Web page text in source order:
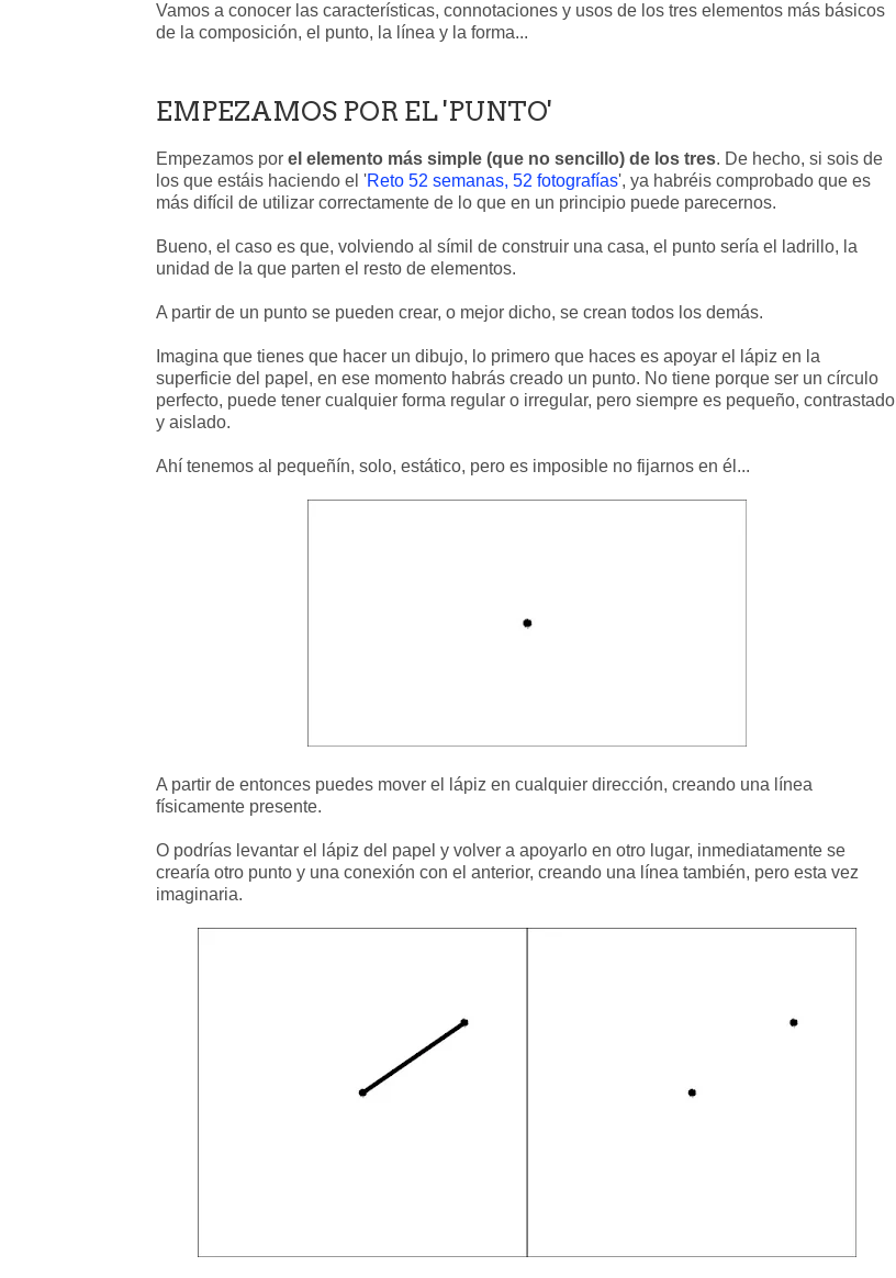
Vamos a conocer las características, connotaciones y usos de los tres elementos más básicos
de la composición, el punto, la línea y la forma...
EMPEZAMOS POR EL 'PUNTO'
Empezamos por el elemento más simple (que no sencillo) de los tres. De hecho, si sois de
los que estáis haciendo el 'Reto 52 semanas, 52 fotografías', ya habréis comprobado que es
más difícil de utilizar correctamente de lo que en un principio puede parecernos.
Bueno, el caso es que, volviendo al símil de construir una casa, el punto sería el ladrillo, la
unidad de la que parten el resto de elementos.
A partir de un punto se pueden crear, o mejor dicho, se crean todos los demás.
Imagina que tienes que hacer un dibujo, lo primero que haces es apoyar el lápiz en la
superficie del papel, en ese momento habrás creado un punto. No tiene porque ser un círculo
perfecto, puede tener cualquier forma regular o irregular, pero siempre es pequeño, contrastado
y aislado.
Ahí tenemos al pequeñín, solo, estático, pero es imposible no fijarnos en él...
A partir de entonces puedes mover el lápiz en cualquier dirección, creando una línea
físicamente presente.
O podrías levantar el lápiz del papel y volver a apoyarlo en otro lugar, inmediatamente se
crearía otro punto y una conexión con el anterior, creando una línea también, pero esta vez
imaginaria.